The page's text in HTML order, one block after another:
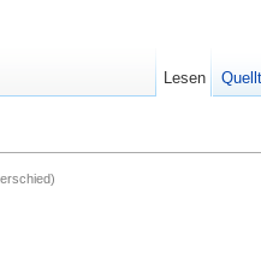
Lesen